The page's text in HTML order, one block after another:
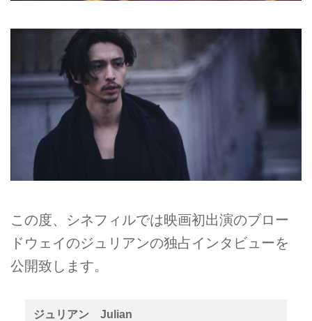
この度、シネフィルでは映画初出演のブロー
ドウェイのジュリアンの独占インタビューを
公開致します。
ジュリアン Julian